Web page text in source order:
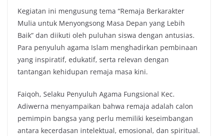
Kegiatan ini mengusung tema “Remaja Berkarakter
Mulia untuk Menyongsong Masa Depan yang Lebih
Baik” dan diikuti oleh puluhan siswa dengan antusias.
Para penyuluh agama Islam menghadirkan pembinaan
yang inspiratif, edukatif, serta relevan dengan
tantangan kehidupan remaja masa kini.
Faiqoh, Selaku Penyuluh Agama Fungsional Kec.
Adiwerna menyampaikan bahwa remaja adalah calon
pemimpin bangsa yang perlu memiliki keseimbangan
antara kecerdasan intelektual, emosional, dan spiritual.